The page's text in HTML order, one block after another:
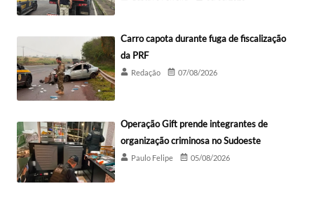
Carro capota durante fuga de fiscalização
da PRF
Redação 07/08/2026
Operação Gift prende integrantes de
organização criminosa no Sudoeste
Paulo Felipe 05/08/2026